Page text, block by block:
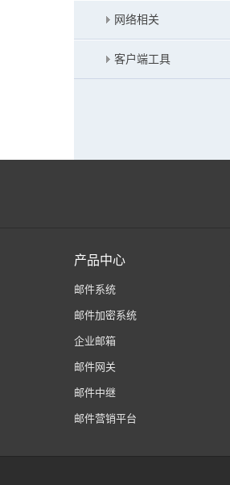
网络相关
客户端工具
产品中心
邮件系统
邮件加密系统
企业邮箱
邮件网关
邮件中继
邮件营销平台